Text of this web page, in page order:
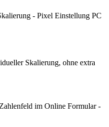
Skalierung, ohne extra